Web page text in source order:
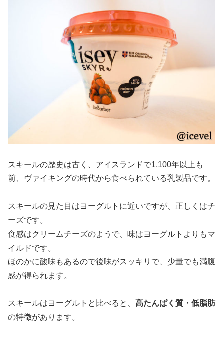
スキールの歴史は古く、アイスランドで1,100年以上も
前、ヴァイキングの時代から食べられている乳製品です。
スキールの見た目はヨーグルトに近いですが、正しくはチ
ーズです。
食感はクリームチーズのようで、味はヨーグルトよりもマ
イルドです。
ほのかに酸味もあるので後味がスッキリで、少量でも満腹
感が得られます。
スキールはヨーグルトと比べると、 高たんぱく質・低脂肪
の特徴があります。